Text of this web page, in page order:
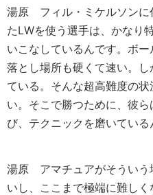
湯原 フィル・ミケルソンに
たLWを使う選手は、かなり
いこなしているんです。ボー
落とし場所も硬くて速い。
ている。そんな超高難度の
い。そこで勝つために、彼
び、テクニックを磨いている
湯原 アマチュアがそういう
いし、ここまで極端に難し